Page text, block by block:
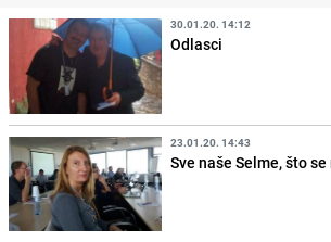
30.01.20. 14:12
Odlasci
23.01.20. 14:43
Sve naše Selme, što